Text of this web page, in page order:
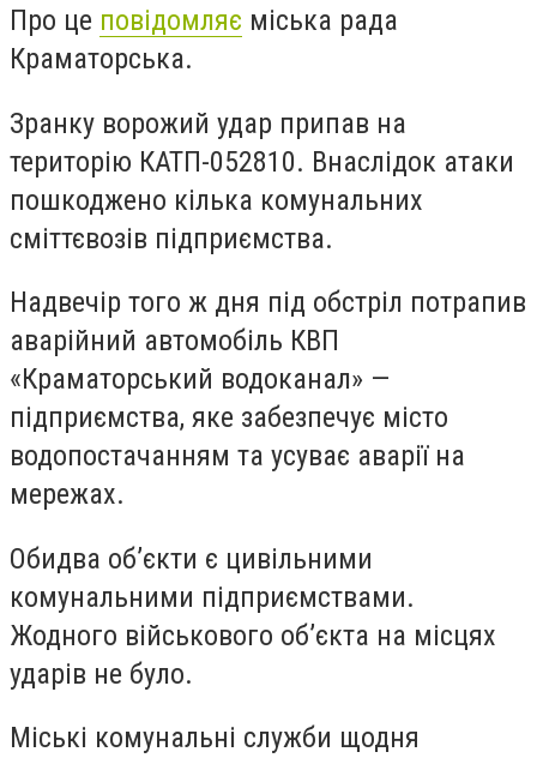
Про це повідомляє міська рада
Краматорська.
Зранку ворожий удар припав на
територію КАТП-052810. Внаслідок атаки
пошкоджено кілька комунальних
сміттєвозів підприємства.
Надвечір того ж дня під обстріл потрапив
аварійний автомобіль КВП
«Краматорський водоканал» —
підприємства, яке забезпечує місто
водопостачанням та усуває аварії на
мережах.
Обидва обʼєкти є цивільними
комунальними підприємствами.
Жодного військового обʼєкта на місцях
ударів не було.
Міські комунальні служби щодня